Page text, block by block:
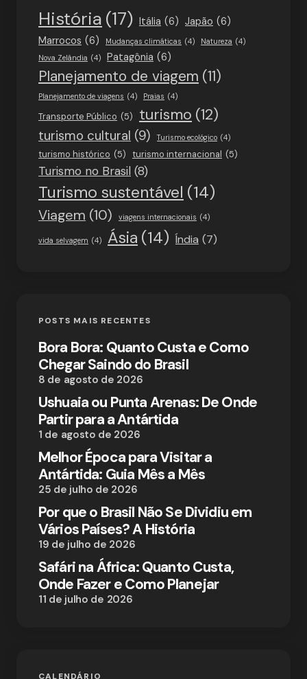
História (17) Itália (6) Japão (6)
Marrocos (6) Mudanças climáticas (4) Natureza (4)
Nova Zelândia (4) Patagônia (6)
Planejamento de viagem (11)
Planejamento de viagens (4) Praias (4)
Transporte Público (5) turismo (12)
turismo cultural (9) Turismo ecológico (4)
turismo histórico (5) turismo internacional (5)
Turismo no Brasil (8)
Turismo sustentável (14)
Viagem (10) viagens internacionais (4)
vida selvagem (4) Ásia (14) Índia (7)
POSTS MAIS RECENTES
Bora Bora: Quanto Custa e Como
Chegar Saindo do Brasil
8 de agosto de 2026
Ushuaia ou Punta Arenas: De Onde
Partir para a Antártida
1 de agosto de 2026
Melhor Época para Visitar a
Antártida: Guia Mês a Mês
25 de julho de 2026
Por que o Brasil Não Se Dividiu em
Vários Países? A História
19 de julho de 2026
Safári na África: Quanto Custa,
Onde Fazer e Como Planejar
11 de julho de 2026
CALENDÁRIO